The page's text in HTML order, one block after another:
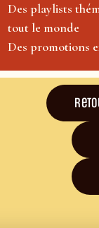
Des playlists
tout le monde
Des promotions